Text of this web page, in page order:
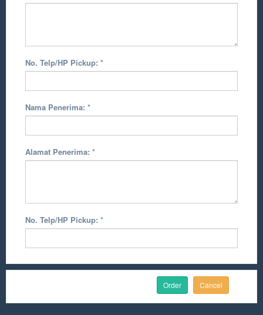
No. Telp/HP Pickup: *
Nama Penerima: *
Alamat Penerima: *
No. Telp/HP Pickup: *
Cancel